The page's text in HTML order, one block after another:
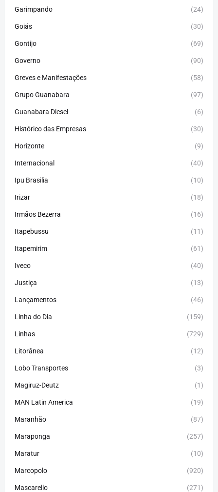
Garimpando (24)
Goiás (30)
Gontijo (69)
Governo (90)
Greves e Manifestações (58)
Grupo Guanabara (97)
Guanabara Diesel (6)
Histórico das Empresas (30)
Horizonte (9)
Internacional (40)
Ipu Brasilia (10)
Irizar (18)
Irmãos Bezerra (16)
Itapebussu (11)
Itapemirim (61)
Iveco (40)
Justiça (13)
Lançamentos (46)
Linha do Dia (159)
Linhas (729)
Litorânea (12)
Lobo Transportes (3)
Magiruz-Deutz (1)
MAN Latin America (19)
Maranhão (87)
Maraponga (257)
Maratur (10)
Marcopolo (920)
Mascarello (271)